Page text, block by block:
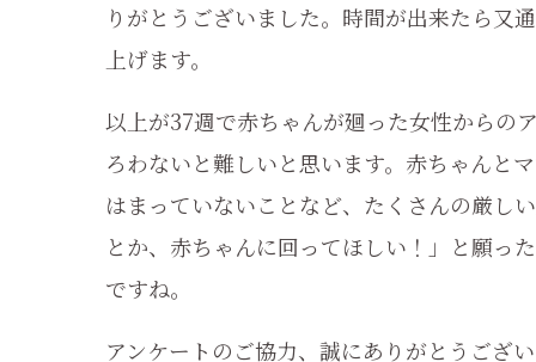
りがとうございました。時間が出来たら又
上げます。
以上が37週で赤ちゃんが廻った女性からの
ろわないと難しいと思います。赤ちゃんと
はまっていないことなど、たくさんの厳し
とか、赤ちゃんに回ってほしい！」と願っ
ですね。
アンケートのご協力、誠にありがとうござい